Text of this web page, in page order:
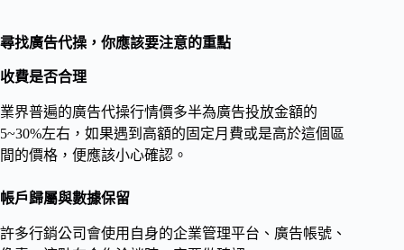
尋找廣告代操，你應該要注意的重點
收費是否合理
業界普遍的廣告代操行情價多半為廣告投放金額的
5~30%左右，如果遇到高額的固定月費或是高於這個區
間的價格，便應該小心確認。
帳戶歸屬與數據保留
許多行銷公司會使用自身的企業管理平台、廣告帳號、